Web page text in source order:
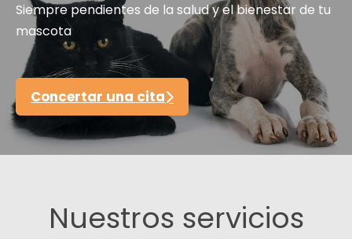
Siempre pendientes de la salud y el bienestar de tu
mascota
Concertar una cita
Nuestros servicios